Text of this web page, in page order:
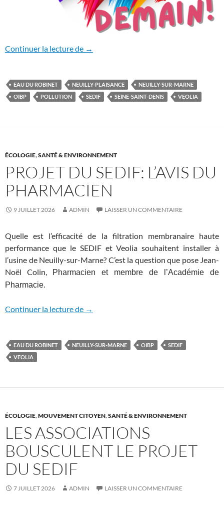
Continuer la lecture de Neuilly-Plaisance: avis du collectif
→
EAU DU ROBINET NEUILLY-PLAISANCE
NEUILLY-SUR-MARNE
OIBP
POLLUTION SEDIF SEINE-SAINT-DENIS VEOLIA
ÉCOLOGIE,SANTÉ & ENVIRONNEMENT
PROJET DU SEDIF: L’AVIS DU
PHARMACIEN
9 JUILLET 2026 ADMIN LAISSER UN COMMENTAIRE
Quelle est l’efficacité de la filtration membranaire haute
performance que le SEDIF et Veolia souhaitent installer à
l’usine de Neuilly-sur-Marne? C’est la question que pose Jean-
Noël Colin,
Pharmacien et membre de l’Académie de
Pharmacie.
Continuer la lecture de Projet du SEDIF: l’avis du pharmacien
→
EAU DU ROBINET NEUILLY-SUR-MARNE OIBP
SEDIF
VEOLIA
ÉCOLOGIE,MOUVEMENT CITOYEN,SANTÉ & ENVIRONNEMENT
LES ASSOCIATIONS
BOUSCULENT LE PROJET
DU SEDIF
7 JUILLET 2026 ADMIN LAISSER UN COMMENTAIRE